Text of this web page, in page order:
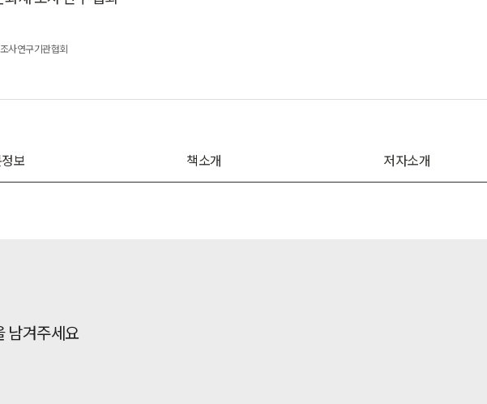
사연구기관협회
보 책소개 저자소개
남겨주세요